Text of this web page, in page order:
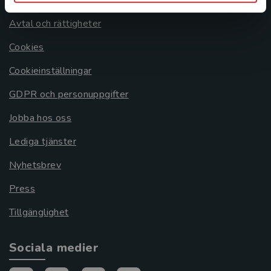
Avtal och rättigheter
Cookies
Cookieinställningar
GDPR och personuppgifter
Jobba hos oss
Lediga tjänster
Nyhetsbrev
Press
Tillgänglighet
Sociala medier